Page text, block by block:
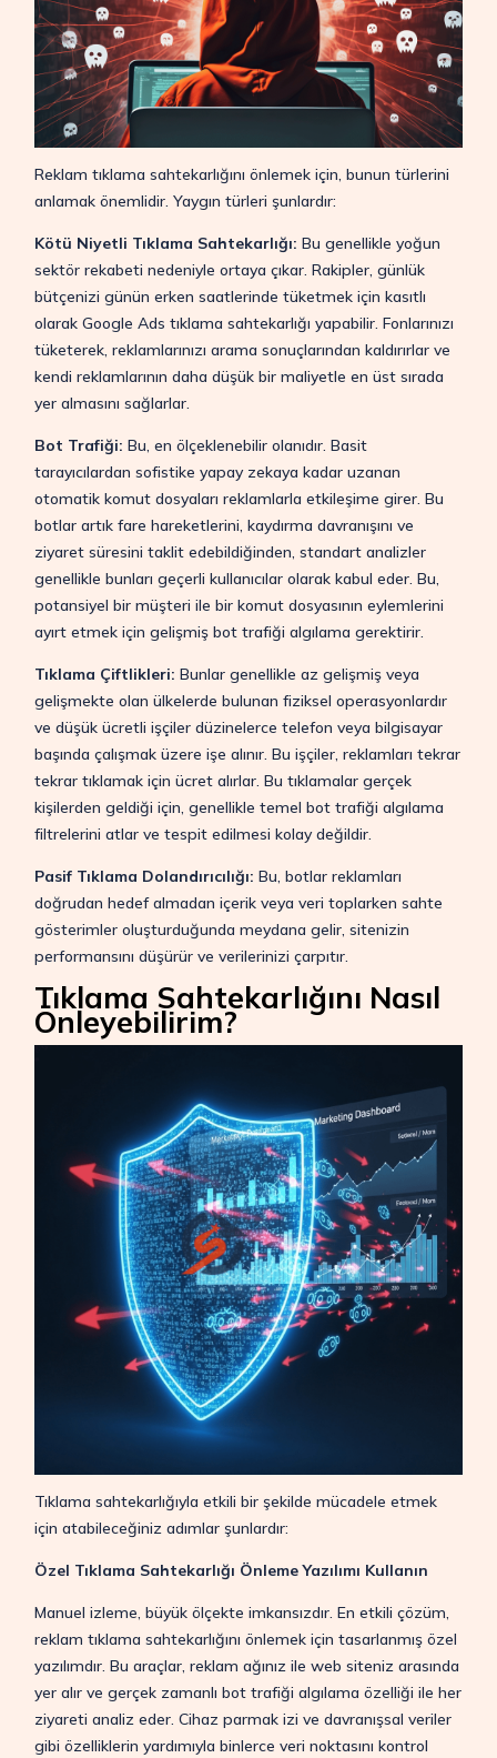
Reklam tıklama sahtekarlığını önlemek için, bunun türlerini
anlamak önemlidir. Yaygın türleri şunlardır:
Kötü Niyetli Tıklama Sahtekarlığı: Bu genellikle yoğun
sektör rekabeti nedeniyle ortaya çıkar. Rakipler, günlük
bütçenizi günün erken saatlerinde tüketmek için kasıtlı
olarak Google Ads tıklama sahtekarlığı yapabilir. Fonlarınızı
tüketerek, reklamlarınızı arama sonuçlarından kaldırırlar ve
kendi reklamlarının daha düşük bir maliyetle en üst sırada
yer almasını sağlarlar.
Bot Trafiği: Bu, en ölçeklenebilir olanıdır. Basit
tarayıcılardan sofistike yapay zekaya kadar uzanan
otomatik komut dosyaları reklamlarla etkileşime girer. Bu
botlar artık fare hareketlerini, kaydırma davranışını ve
ziyaret süresini taklit edebildiğinden, standart analizler
genellikle bunları geçerli kullanıcılar olarak kabul eder. Bu,
potansiyel bir müşteri ile bir komut dosyasının eylemlerini
ayırt etmek için gelişmiş bot trafiği algılama gerektirir.
Tıklama Çiftlikleri: Bunlar genellikle az gelişmiş veya
gelişmekte olan ülkelerde bulunan fiziksel operasyonlardır
ve düşük ücretli işçiler düzinelerce telefon veya bilgisayar
başında çalışmak üzere işe alınır. Bu işçiler, reklamları tekrar
tekrar tıklamak için ücret alırlar. Bu tıklamalar gerçek
kişilerden geldiği için, genellikle temel bot trafiği algılama
filtrelerini atlar ve tespit edilmesi kolay değildir.
Pasif Tıklama Dolandırıcılığı: Bu, botlar reklamları
doğrudan hedef almadan içerik veya veri toplarken sahte
gösterimler oluşturduğunda meydana gelir, sitenizin
performansını düşürür ve verilerinizi çarpıtır.
Tıklama Sahtekarlığını Nasıl
Önleyebilirim?
Tıklama sahtekarlığıyla etkili bir şekilde mücadele etmek
için atabileceğiniz adımlar şunlardır:
Özel Tıklama Sahtekarlığı Önleme Yazılımı Kullanın
Manuel izleme, büyük ölçekte imkansızdır. En etkili çözüm,
reklam tıklama sahtekarlığını önlemek için tasarlanmış özel
yazılımdır. Bu araçlar, reklam ağınız ile web siteniz arasında
yer alır ve gerçek zamanlı bot trafiği algılama özelliği ile her
ziyareti analiz eder. Cihaz parmak izi ve davranışsal veriler
gibi özelliklerin yardımıyla binlerce veri noktasını kontrol